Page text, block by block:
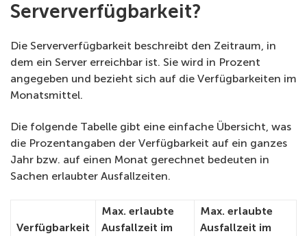
Serververfügbarkeit?
Die Serververfügbarkeit beschreibt den Zeitraum, in
dem ein Server erreichbar ist. Sie wird in Prozent
angegeben und bezieht sich auf die Verfügbarkeiten im
Monatsmittel.
Die folgende Tabelle gibt eine einfache Übersicht, was
die Prozentangaben der Verfügbarkeit auf ein ganzes
Jahr bzw. auf einen Monat gerechnet bedeuten in
Sachen erlaubter Ausfallzeiten.
Verfügbarkeit
Max. erlaubte
Ausfallzeit im
Max. erlaubte
Ausfallzeit im